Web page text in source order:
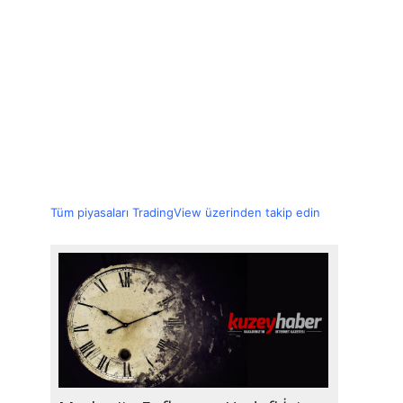
Tüm piyasaları TradingView üzerinden takip edin